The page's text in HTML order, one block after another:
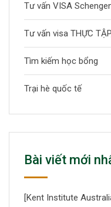
Tư vấn VISA
Tư vấn visa THỰC
Tìm kiếm học bổng
Trại hè quốc tế
Bài viết mới
[Kent Institute